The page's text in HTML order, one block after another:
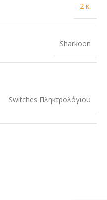
2 κ.
Sharkoon
Switches Πληκτρολόγιου